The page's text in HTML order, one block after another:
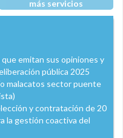
más servicios
emitan sus opiniones y
pública 2025
malacatos sector puente
y contratación de 20
la gestión coactiva del